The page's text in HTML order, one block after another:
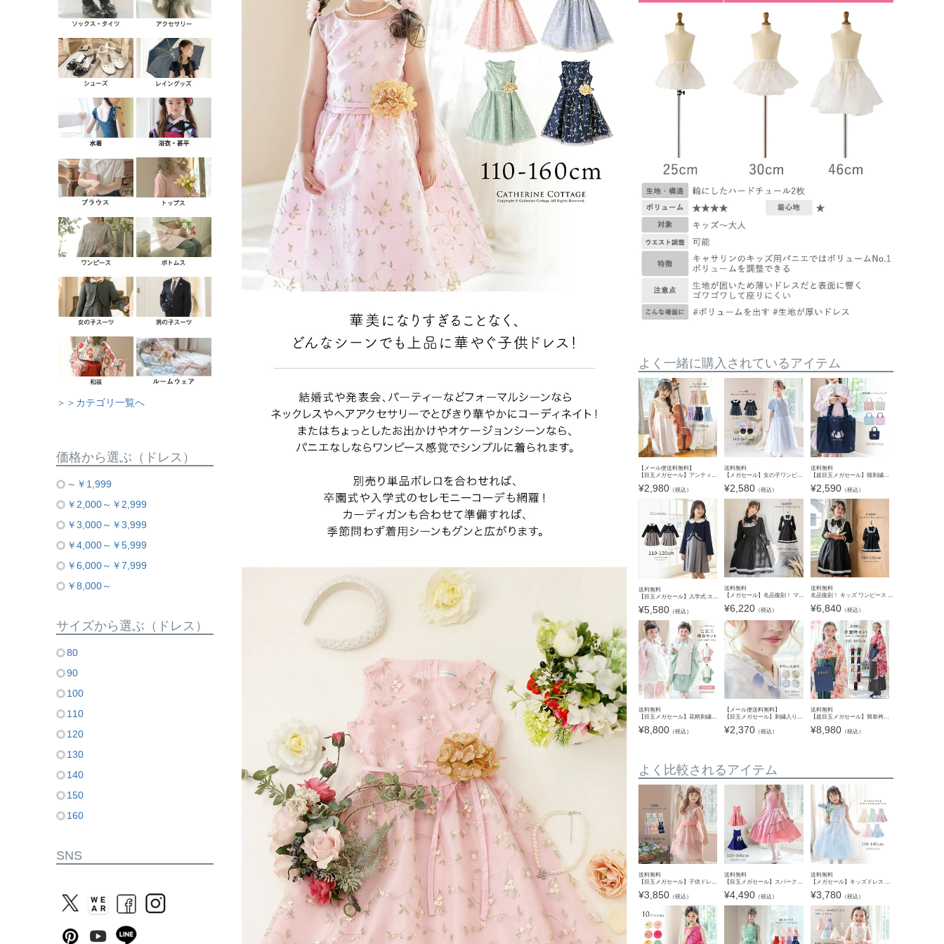
＞＞カテゴリ一覧へ
価格から選ぶ（ドレス）
～￥1,999
￥2,000～￥2,999
￥3,000～￥3,999
￥4,000～￥5,999
￥6,000～￥7,999
￥8,000～
サイズから選ぶ（ドレス）
80
90
100
110
120
130
140
150
160
SNS
よく一緒に購入されているアイテム
【メール便送料無料】
【目玉メガセール】アンティークカラーレース＆チュールドレスYUP12 《メール便優先商品》
¥2,980（税込）
送料無料
【メガセール】女の子ワンピース レース襟 チュールスカート フォーマル きちんとワンピース キッズ ジュニア カジュアル 結婚式 ピアノ発表会 お呼ばれ キャサリンコテージ TAK
¥2,580 （税込）
送料無料
【超目玉メガセール】猫刺繍レッスンバッグ 女の子 おしゃれ フリルハンドル リボン 幼稚園 保育園 小学生 入園準備 入学式直前最終 手提げ 絵本バッグ マチ付き 刺繍入り かばん バッグ キャサリンコテ
¥2,590（税込）
送料無料
【目玉メガセール】入学式 スカラップレース襟オリジナル刺繍のボレロセットアップ 白襟ボレロ＋プリーツジャンパースカート フォーマル 女子スーツ ２点セット TAK
¥5,580（税込）
送料無料
【メガセール】名品復刻！ マルグレーテ ワンピース レディース ジュニア 黒 きちんとワンピース M L クラシカル ロリータ アリスコレクション ハロウィン TAK キャサリンコテージ
¥6,220 （税込）
送料無料
名品復刻！ キッズ ワンピース マルグレーテ 黒 長袖 きちんとワンピース 女の子 上品フォーマルワンピース アリスコレクション TAK キャサリンコテージ
¥6,840（税込）
送料無料
【目玉メガセール】花柄刺繍チュールレース着物とバラ生地被布セット 3才 女の子 七五三 753 TAK キャサリンコテージ
¥8,800（税込）
【メール便送料無料】
【目玉メガセール】刺繍入り半衿付き肌襦袢 半襦袢 キッズ ジュニア 着付け用品 うそつき襦袢 子供用 襦袢 和装 着物 浴衣 七五三 袴 キャサリンコテージ YUP12《メール便優先商品》
¥2,370 （税込）
送料無料
【超目玉メガセール】簡単袴セット 京都絵師描き下ろし新柄 2025年3月卒業 着付け かんたん袴 袴セット 小学校 卒業式 卒園式 女の子 袴 保育園 年長袴 簡単着付け 刺繍入り 和装 着物 七五三 [
¥8,980（税込）
よく比較されるアイテム
送料無料
【目玉メガセール】子供ドレス 花刺繍チュールレースドレス・プティ 発表会衣装 キッズドレス キャサリンコテージ TAK
¥3,850（税込）
送料無料
【目玉メガセール】スパークリングサテンキッズドレス リボンブローチ付きTAK
¥4,490 （税込）
送料無料
【メガセール】キッズドレス ケミカルレース スパンコールチュールドレス フォーマル ドレス TAK キャサリンコテージ
¥3,780（税込）